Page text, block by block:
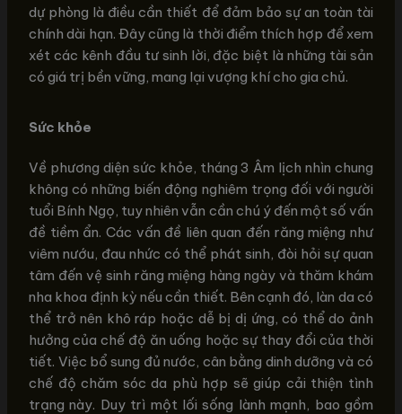
dự phòng là điều cần thiết để đảm bảo sự an toàn tài
chính dài hạn. Đây cũng là thời điểm thích hợp để xem
xét các kênh đầu tư sinh lời, đặc biệt là những tài sản
có giá trị bền vững, mang lại vượng khí cho gia chủ.
Sức khỏe
Về phương diện sức khỏe, tháng 3 Âm lịch nhìn chung
không có những biến động nghiêm trọng đối với người
tuổi Bính Ngọ, tuy nhiên vẫn cần chú ý đến một số vấn
đề tiềm ẩn. Các vấn đề liên quan đến răng miệng như
viêm nướu, đau nhức có thể phát sinh, đòi hỏi sự quan
tâm đến vệ sinh răng miệng hàng ngày và thăm khám
nha khoa định kỳ nếu cần thiết. Bên cạnh đó, làn da có
thể trở nên khô ráp hoặc dễ bị dị ứng, có thể do ảnh
hưởng của chế độ ăn uống hoặc sự thay đổi của thời
tiết. Việc bổ sung đủ nước, cân bằng dinh dưỡng và có
chế độ chăm sóc da phù hợp sẽ giúp cải thiện tình
trạng này. Duy trì một lối sống lành mạnh, bao gồm